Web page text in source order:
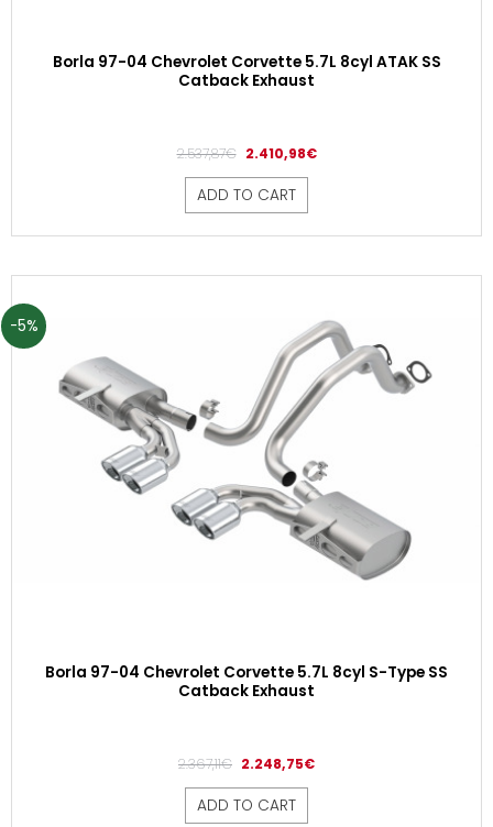
Borla 97-04 Chevrolet Corvette 5.7L 8cyl ATAK SS
Catback Exhaust
2.537,87€ 2.410,98€
ADD TO CART
-5%
Borla 97-04 Chevrolet Corvette 5.7L 8cyl S-Type SS
Catback Exhaust
2.367,11€ 2.248,75€
ADD TO CART